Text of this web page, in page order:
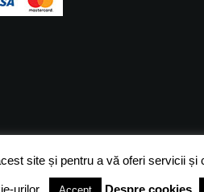
site și pentru a vă oferi servicii
urilor. Despre cookies